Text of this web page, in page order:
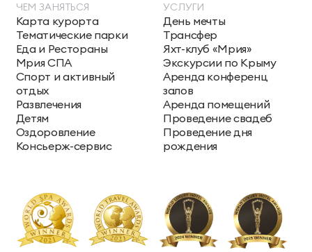
ЧЕМ ЗАНЯТЬСЯ
Карта курорта
Тематические парки
Еда и Рестораны
Мрия СПА
Спорт и активный
отдых
Развлечения
Детям
Оздоровление
Консьерж-сервис
УСЛУГИ
День мечты
Трансфер
Яхт-клуб «Мрия»
Экскурсии по Крыму
Аренда конференц
залов
Аренда помещений
Проведение свадеб
Проведение дня
рождения